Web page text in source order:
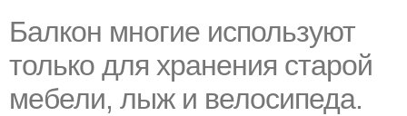
Балкон многие используют
только для хранения старой
мебели, лыж и велосипеда.